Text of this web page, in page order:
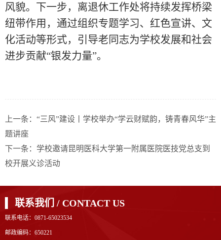
风貌。下一步，离退休工作处将持续发挥桥梁
纽带作用，通过组织专题学习、红色宣讲、文
化活动等形式，引导老同志为学校发展和社会
进步贡献“银发力量”。
上一条： “三风”建设丨学校举办“学云财赋韵，铸青春风华”主
题讲座
下一条： 学校邀请昆明医科大学第一附属医院医技党总支到
校开展义诊活动
联系我们 / CONTACT US
联系电话：0871-65023534
邮政编码：650221